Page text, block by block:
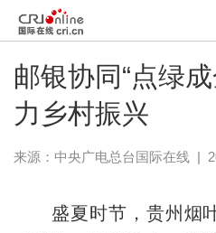
邮银协同“点绿
力乡村振兴
来源：中央广电总台国际在线|
盛夏时节，贵州烟叶